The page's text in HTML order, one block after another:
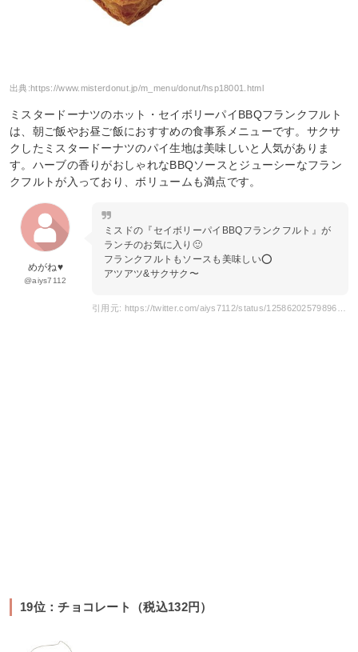
出典:https://www.misterdonut.jp/m_menu/donut/hsp18001.html
ミスタードーナツのホット・セイボリーパイBBQフランクフルト
は、朝ご飯やお昼ご飯におすすめの食事系メニューです。サクサ
クしたミスタードーナツのパイ生地は美味しいと人気がありま
す。ハーブの香りがおしゃれなBBQソースとジューシーなフラン
クフルトが入っており、ボリュームも満点です。
めがね♥
@aiys7112
ミスドの『セイボリーパイBBQフランクフルト』が
ランチのお気に入り🙂
フランクフルトもソースも美味しい⭕️
アツアツ&サクサク〜
19位：チョコレート（税込132円）